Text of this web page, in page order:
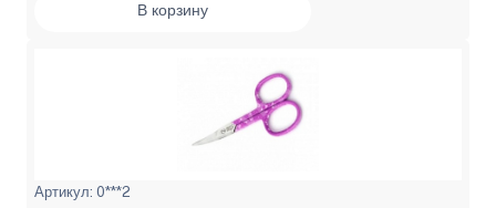
В корзину
Артикул: 0***2